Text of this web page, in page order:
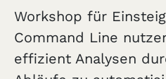
Workshop für
Command Line
effizient Analysen